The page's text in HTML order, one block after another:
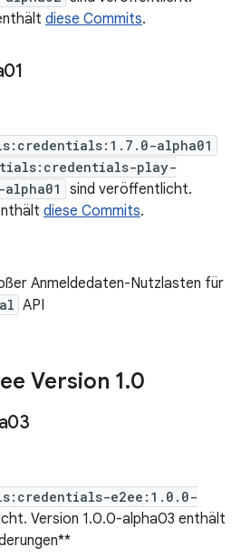
diese Commits.
alpha01
play-
sind veröffentlicht.
diese Commits.
Anmeldedaten-Nutzlasten für
API
Version 1.0
e2ee:1.0.0-
Version 1.0.0-alpha03 enthält